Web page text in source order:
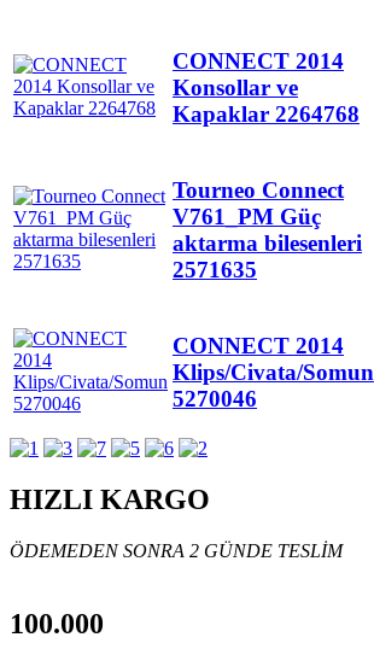
CONNECT 2014
Konsollar ve
Kapaklar 2264768
Tourneo Connect
V761_PM Güç
aktarma bilesenleri
2571635
CONNECT 2014
Klips/Civata/Somun
5270046
HIZLI KARGO
ÖDEMEDEN SONRA 2 GÜNDE TESLİM
100.000